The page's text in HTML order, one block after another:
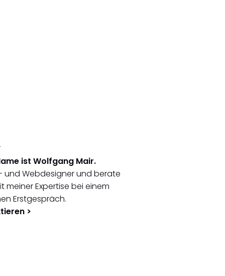
ist Wolfgang Mair.
und Webdesigner und berate
meiner Expertise bei einem
Erstgespräch.
>